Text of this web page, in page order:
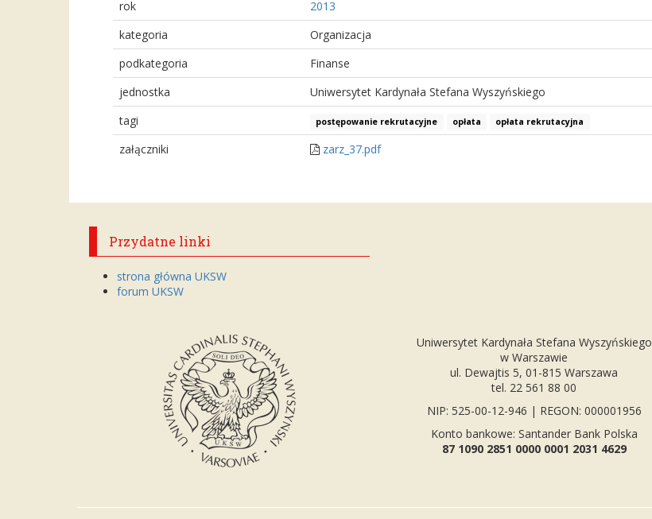
rok
2013
kategoria
Organizacja
podkategoria
Finanse
jednostka
Uniwersytet Kardynała Stefana Wyszyńskiego
tagi
postępowanie rekrutacyjne opłata opłata rekrutacyjna
załączniki zarz_37.pdf
Przydatne linki
strona główna UKSW
forum UKSW
Uniwersytet Kardynała Stefana Wyszyńskiego
w Warszawie
ul. Dewajtis 5, 01-815 Warszawa
tel. 22 561 88 00
NIP: 525-00-12-946 | REGON: 000001956
Konto bankowe: Santander Bank Polska
87 1090 2851 0000 0001 2031 4629